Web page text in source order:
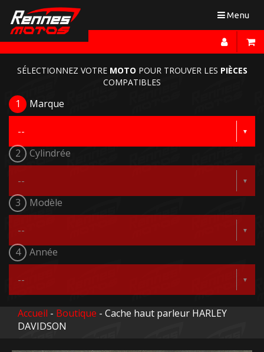
Toggle
Menu
SÉLECTIONNEZ VOTRE MOTO POUR TROUVER LES PIÈCES
COMPATIBLES
1 Marque
2 Cylindrée
3 Modèle
4 Année
Accueil - Boutique - Cache haut parleur HARLEY
DAVIDSON